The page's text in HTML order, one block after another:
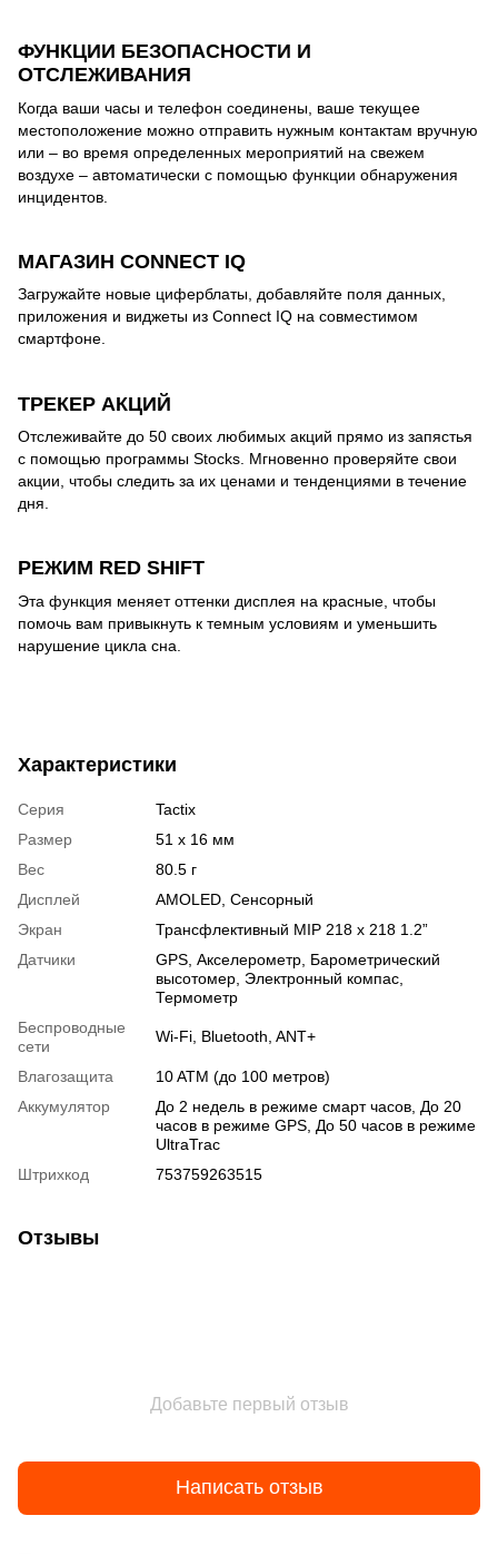
ФУНКЦИИ БЕЗОПАСНОСТИ И
ОТСЛЕЖИВАНИЯ
Когда ваши часы и телефон соединены, ваше текущее
местоположение можно отправить нужным контактам вручную
или – во время определенных мероприятий на свежем
воздухе – автоматически с помощью функции обнаружения
инцидентов.
МАГАЗИН CONNECT IQ
Загружайте новые циферблаты, добавляйте поля данных,
приложения и виджеты из Connect IQ на совместимом
смартфоне.
ТРЕКЕР АКЦИЙ
Отслеживайте до 50 своих любимых акций прямо из запястья
с помощью программы Stocks. Мгновенно проверяйте свои
акции, чтобы следить за их ценами и тенденциями в течение
дня.
РЕЖИМ RED SHIFT
Эта функция меняет оттенки дисплея на красные, чтобы
помочь вам привыкнуть к темным условиям и уменьшить
нарушение цикла сна.
Характеристики
Серия
Tactix
Размер
51 x 16 мм
Вес
80.5 г
Дисплей
AMOLED Сенсорный
Экран
Трансфлективный MIP 218 x 218 1.2”
Датчики
GPS Акселерометр Барометрический
высотомер Электронный компас
Термометр
Беспроводные
сети
Wi-Fi Bluetooth ANT+
Влагозащита
10 ATM (до 100 метров)
Аккумулятор
До 2 недель в режиме смарт часов, До 20
часов в режиме GPS, До 50 часов в режиме
UltraTrac
Штрихкод
753759263515
Отзывы
Добавьте первый отзыв
Написать отзыв